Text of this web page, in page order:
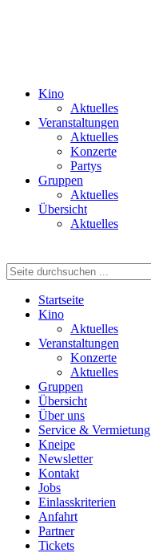
Kino
Aktuelles
Veranstaltungen
Aktuelles
Konzerte
Partys
Gruppen
Aktuelles
Übersicht
Aktuelles
Startseite
Kino
Aktuelles
Veranstaltungen
Konzerte
Aktuelles
Gruppen
Übersicht
Über uns
Service & Vermietung
Kneipe
Newsletter
Kontakt
Jobs
Einlasskriterien
Anfahrt
Partner
Tickets